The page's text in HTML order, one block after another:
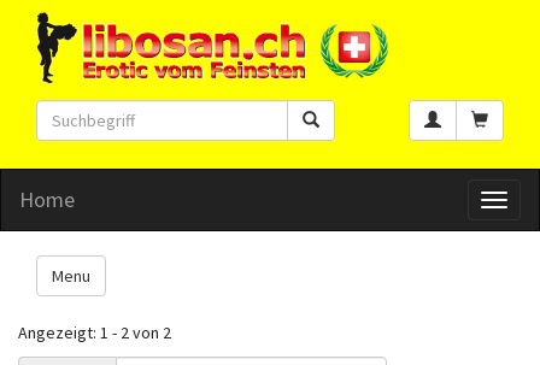
Home
Menu
Angezeigt: 1 - 2 von 2